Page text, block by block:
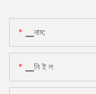
▁নাম:
▁নি ই ল